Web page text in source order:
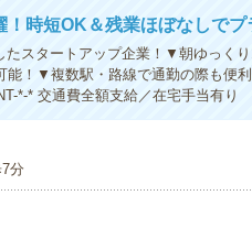
時短OK＆残業ほぼなしでプ
スタートアップ企業！▼朝ゆっく
能！▼複数駅・路線で通勤の際も便
*-* 交通費全額支給／在宅手当有り
分